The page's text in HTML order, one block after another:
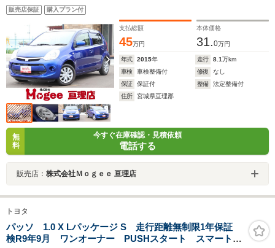
販売店保証 購入プラン付
支払総額
45万円
本体価格
31.0万円
年式 2015年 走行 8.1万km
車検
車検整備付 修復
なし
保証
保証付 整備
法定整備付
住所
宮城県亘理郡
無
料
今すぐ在庫確認・見積依頼
電話する
販売店： 株式会社Ｍｏｇｅｅ 亘理店
トヨタ
パッソ 1.0 X Lパッケージ S 走行距離無制限1年保証
検R9年9月 ワンオーナー PUSHスタート スマートキ